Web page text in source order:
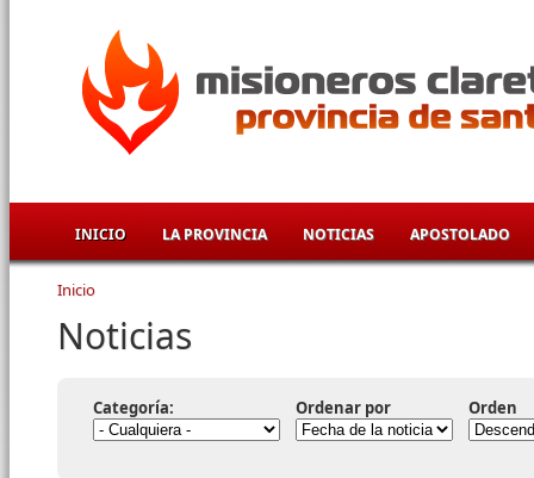
INICIO LA PROVINCIA NOTICIAS APOSTOLADO
Se encuentra usted aquí
Inicio
Noticias
Categoría: Ordenar por Orden